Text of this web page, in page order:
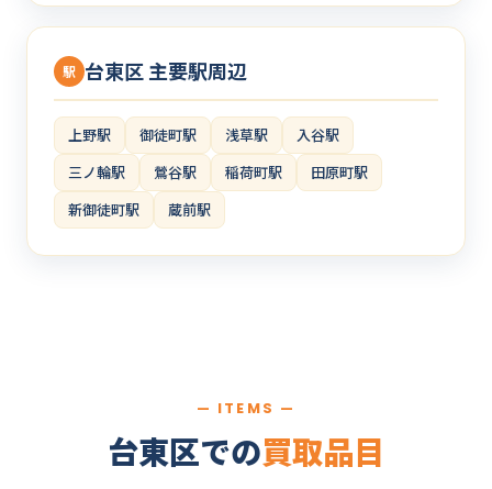
駅 台東区 主要駅周辺
上野駅 御徒町駅 浅草駅
入谷駅
三ノ輪駅
鶯谷駅 稲荷町駅
田原町駅
新御徒町駅
蔵前駅
— ITEMS —
台東区での買取品目